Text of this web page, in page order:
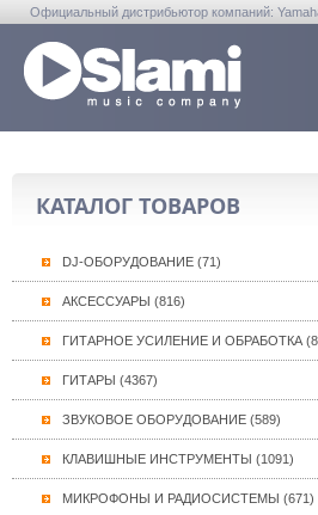
Официальный дистрибьютор компаний:
КАТАЛОГ ТОВАРОВ
DJ-ОБОРУДОВАНИЕ (71)
АКСЕССУАРЫ (816)
ГИТАРНОЕ УСИЛЕНИЕ И ОБРАБОТКА
ГИТАРЫ (4367)
ЗВУКОВОЕ ОБОРУДОВАНИЕ (589)
КЛАВИШНЫЕ ИНСТРУМЕНТЫ (1091)
МИКРОФОНЫ И РАДИОСИСТЕМЫ (671)